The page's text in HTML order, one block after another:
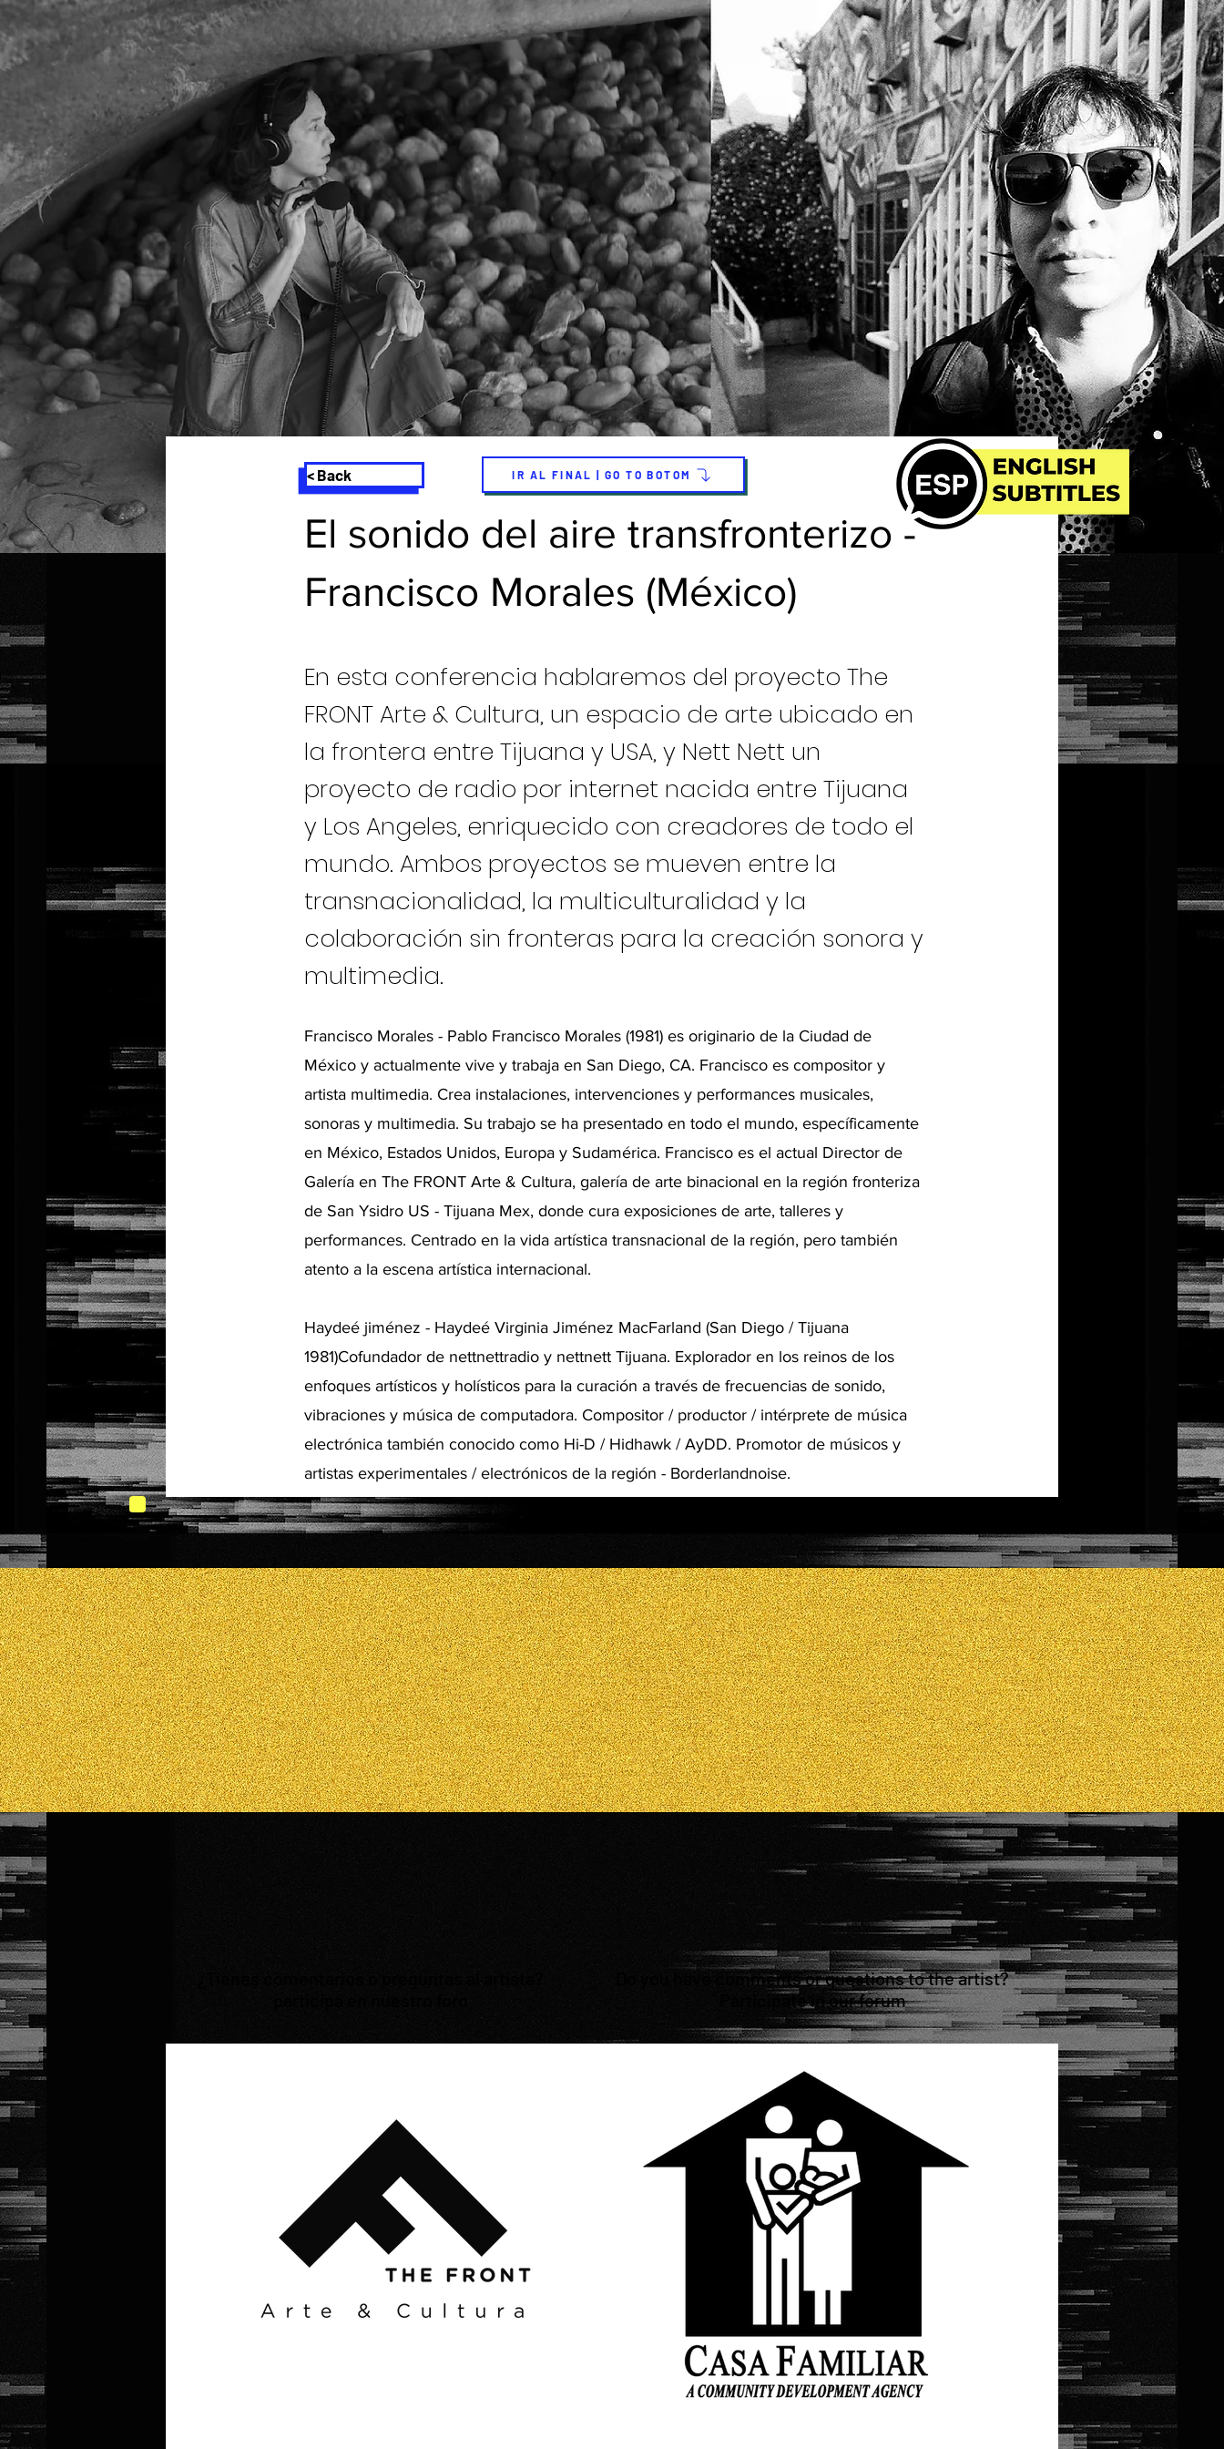
< Back IR AL FINAL | GO TO BOTOM
El sonido del aire transfronterizo -
Francisco Morales (México)
En esta conferencia hablaremos del proyecto The
FRONT Arte & Cultura, un espacio de arte ubicado en
la frontera entre Tijuana y USA, y Nett Nett un
proyecto de radio por internet nacida entre Tijuana
y Los Angeles, enriquecido con creadores de todo el
mundo. Ambos proyectos se mueven entre la
transnacionalidad, la multiculturalidad y la
colaboración sin fronteras para la creación sonora y
multimedia.
Francisco Morales - Pablo Francisco Morales (1981) es originario de la Ciudad de
México y actualmente vive y trabaja en San Diego, CA. Francisco es compositor y
artista multimedia. Crea instalaciones, intervenciones y performances musicales,
sonoras y multimedia. Su trabajo se ha presentado en todo el mundo, específicamente
en México, Estados Unidos, Europa y Sudamérica. Francisco es el actual Director de
Galería en The FRONT Arte & Cultura, galería de arte binacional en la región fronteriza
de San Ysidro US - Tijuana Mex, donde cura exposiciones de arte, talleres y
performances. Centrado en la vida artística transnacional de la región, pero también
atento a la escena artística internacional.
Haydeé jiménez - Haydeé Virginia Jiménez MacFarland (San Diego / Tijuana
1981)Cofundador de nettnettradio y nettnett Tijuana. Explorador en los reinos de los
enfoques artísticos y holísticos para la curación a través de frecuencias de sonido,
vibraciones y música de computadora. Compositor / productor / intérprete de música
electrónica también conocido como Hi-D / Hidhawk / AyDD. Promotor de músicos y
artistas experimentales / electrónicos de la región - Borderlandnoise.
Do you have comments or questions to the artist?
Participate in our forum